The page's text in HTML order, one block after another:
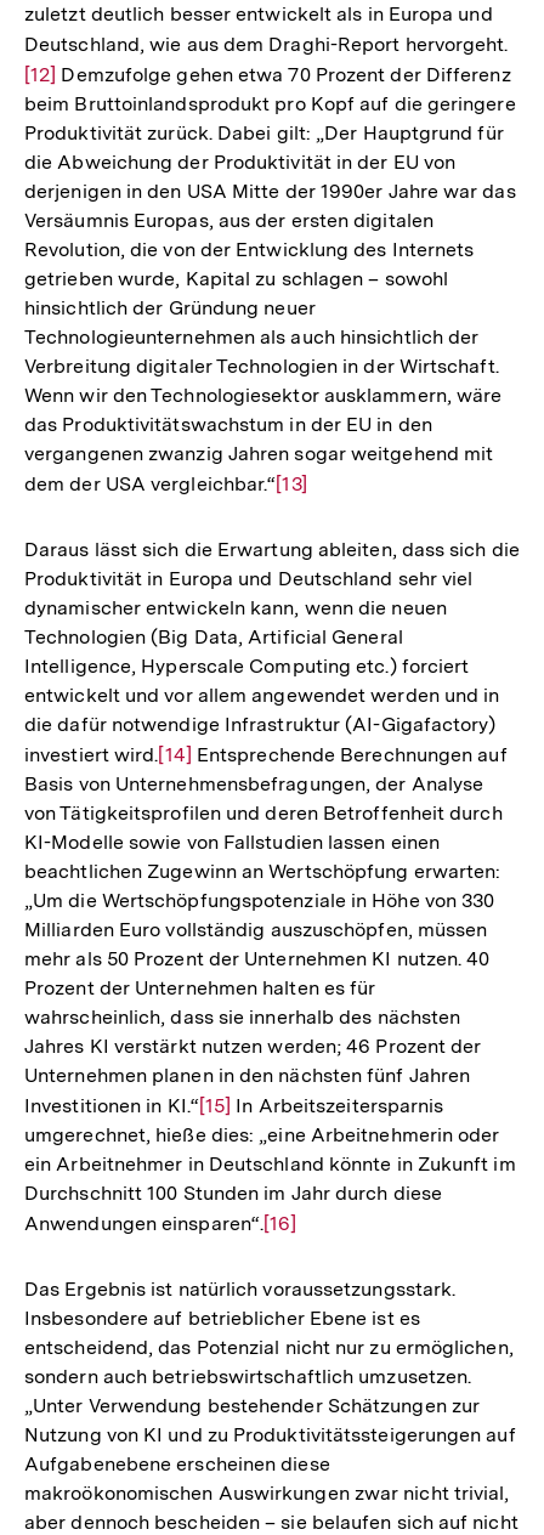
zuletzt deutlich besser entwickelt als in Europa und
Deutschland, wie aus dem Draghi-Report hervorgeht.
der
[12] Demzufolge gehen etwa 70 Prozent der Differenz
beim Bruttoinlandsprodukt pro Kopf auf die geringere
Produktivität zurück. Dabei gilt: „Der Hauptgrund für
die Abweichung der Produktivität in der EU von
derjenigen in den USA Mitte der 1990er Jahre war das
Versäumnis Europas, aus der ersten digitalen
Revolution, die von der Entwicklung des Internets
getrieben wurde, Kapital zu schlagen – sowohl
hinsichtlich der Gründung neuer
Technologieunternehmen als auch hinsichtlich der
Verbreitung digitaler Technologien in der Wirtschaft.
Wenn wir den Technologiesektor ausklammern, wäre
das Produktivitätswachstum in der EU in den
vergangenen zwanzig Jahren sogar weitgehend mit
dem der USA vergleichbar.“Zur
der
Fußnote
[13]
Daraus lässt sich die Erwartung ableiten, dass sich die
Produktivität in Europa und Deutschland sehr viel
dynamischer entwickeln kann, wenn die neuen
Technologien (Big Data, Artificial General
Intelligence, Hyperscale Computing etc.) forciert
entwickelt und vor allem angewendet werden und in
die dafür notwendige Infrastruktur (AI-Gigafactory)
investiert wird.Zur
Auflösung
der
Fußnote
[14] Entsprechende Berechnungen auf
Basis von Unternehmensbefragungen, der Analyse
von Tätigkeitsprofilen und deren Betroffenheit durch
KI-Modelle sowie von Fallstudien lassen einen
beachtlichen Zugewinn an Wertschöpfung erwarten:
„Um die Wertschöpfungspotenziale in Höhe von 330
Milliarden Euro vollständig auszuschöpfen, müssen
mehr als 50 Prozent der Unternehmen KI nutzen. 40
Prozent der Unternehmen halten es für
wahrscheinlich, dass sie innerhalb des nächsten
Jahres KI verstärkt nutzen werden; 46 Prozent der
Unternehmen planen in den nächsten fünf Jahren
Investitionen in KI.“Zur
Auflösung
der
Fußnote
[15] In Arbeitszeitersparnis
umgerechnet, hieße dies: „eine Arbeitnehmerin oder
ein Arbeitnehmer in Deutschland könnte in Zukunft im
Durchschnitt 100 Stunden im Jahr durch diese
Anwendungen einsparen“.Zur
der
Fußnote
[16]
Das Ergebnis ist natürlich voraussetzungsstark.
Insbesondere auf betrieblicher Ebene ist es
entscheidend, das Potenzial nicht nur zu ermöglichen,
sondern auch betriebswirtschaftlich umzusetzen.
„Unter Verwendung bestehender Schätzungen zur
Nutzung von KI und zu Produktivitätssteigerungen auf
Aufgabenebene erscheinen diese
makroökonomischen Auswirkungen zwar nicht trivial,
aber dennoch bescheiden – sie belaufen sich auf nicht